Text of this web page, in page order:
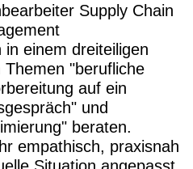
Supply Chain
in einem dreiteiligen
Themen "berufliche
auf ein
und
beraten.
empathisch, praxisnah